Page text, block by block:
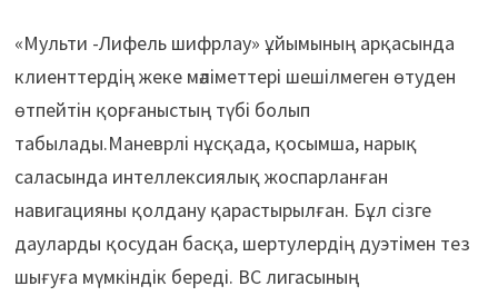
«Мульти -Лифель шифрлау» ұйымының арқасында
клиенттердің жеке мәліметтері шешілмеген өтуден
өтпейтін қорғаныстың түбі болып
табылады.Маневрлі нұсқада, қосымша, нарық
саласында интеллексиялық жоспарланған
навигацияны қолдану қарастырылған. Бұл сізге
дауларды қосудан басқа, шертулердің дуэтімен тез
шығуға мүмкіндік береді. BC лигасының